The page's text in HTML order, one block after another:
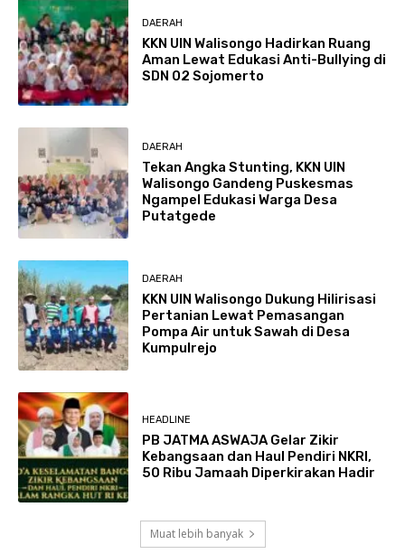
DAERAH
KKN UIN Walisongo Hadirkan Ruang
Aman Lewat Edukasi Anti-Bullying di
SDN 02 Sojomerto
DAERAH
Tekan Angka Stunting, KKN UIN
Walisongo Gandeng Puskesmas
Ngampel Edukasi Warga Desa
Putatgede
DAERAH
KKN UIN Walisongo Dukung Hilirisasi
Pertanian Lewat Pemasangan
Pompa Air untuk Sawah di Desa
Kumpulrejo
HEADLINE
PB JATMA ASWAJA Gelar Zikir
Kebangsaan dan Haul Pendiri NKRI,
50 Ribu Jamaah Diperkirakan Hadir
Muat lebih banyak